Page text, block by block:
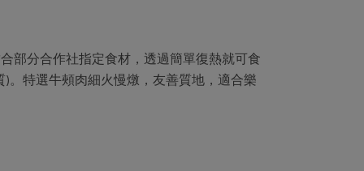
部分合作社指定食材，透過簡單復熱就可食
。特選牛頰肉細火慢燉，友善質地，適合樂